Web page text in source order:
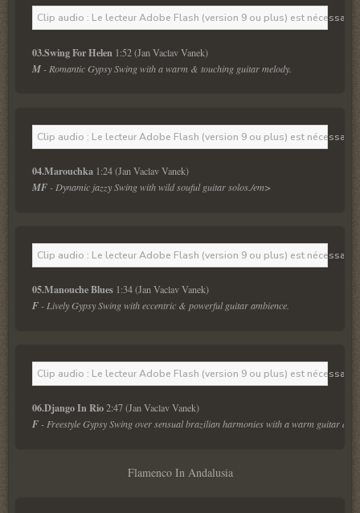
Clip audio : Le lecteur Adobe Flash (version 9 ou plus) est
03.Swing For Helen 1:52 (Jan Vaclav Vanek)
M - Romantic Gypsy Swing with a warm & touching guitar melody.
Clip audio : Le lecteur Adobe Flash (version 9 ou plus) est
04.Marouchka 1:24 (Jan Vaclav Vanek)
MF - Dynamic jazzy Swing with wild souful guitar solos./em>
Clip audio : Le lecteur Adobe Flash (version 9 ou plus) est
05.Manouche Blues 1:34 (Jan Vaclav Vanek)
F - Lively Gypsy Swing with eccentric & powerful guitar ambience.
Clip audio : Le lecteur Adobe Flash (version 9 ou plus) est
06.Django In Rio 2:47 (Jan Vaclav Vanek)
F - Freestyle Gypsy Swing over sensual brazilian harmonies with a warm guitar duet.
Flamenco In Andalusia